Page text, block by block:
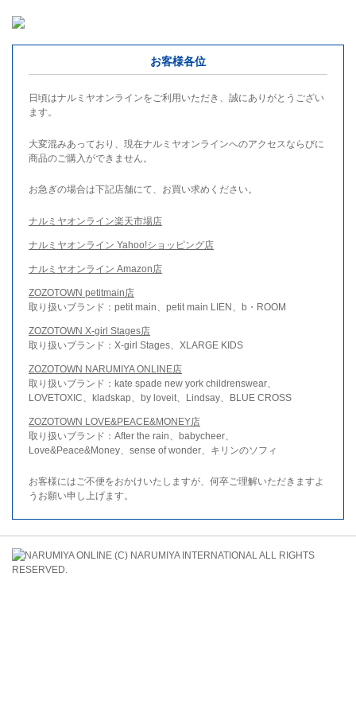
お客様各位
日頃はナルミヤオンラインをご利用いただき、誠にありがとうござい
ます。
大変混みあっており、現在ナルミヤオンラインへのアクセスならびに
商品のご購入ができません。
お急ぎの場合は下記店舗にて、お買い求めください。
ナルミヤオンライン楽天市場店
ナルミヤオンライン Yahoo!ショッピング店
ナルミヤオンライン Amazon店
ZOZOTOWN petitmain店
取り扱いブランド：petit main、petit main LIEN、b・ROOM
ZOZOTOWN X-girl Stages店
取り扱いブランド：X-girl Stages、XLARGE KIDS
ZOZOTOWN NARUMIYA ONLINE店
取り扱いブランド：kate spade new york childrenswear、
LOVETOXIC、kladskap、by loveit、Lindsay、BLUE CROSS
ZOZOTOWN LOVE&PEACE&MONEY店
取り扱いブランド：After the rain、babycheer、
Love&Peace&Money、sense of wonder、キリンのソフィ
お客様にはご不便をおかけいたしますが、何卒ご理解いただきますよ
うお願い申し上げます。